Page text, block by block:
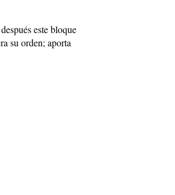
este bloque
su orden; aporta